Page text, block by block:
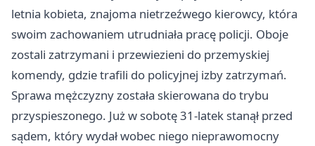
letnia kobieta, znajoma nietrzeźwego kierowcy, która
swoim zachowaniem utrudniała pracę policji. Oboje
zostali zatrzymani i przewiezieni do przemyskiej
komendy, gdzie trafili do policyjnej izby zatrzymań.
Sprawa mężczyzny została skierowana do trybu
przyspieszonego. Już w sobotę 31-latek stanął przed
sądem, który wydał wobec niego nieprawomocny